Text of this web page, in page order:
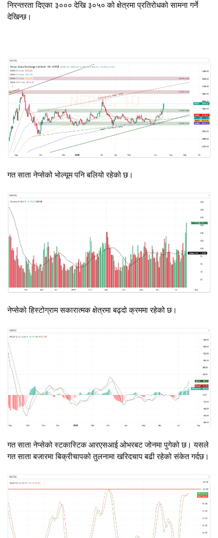
निरन्तरता दिएका ३००० देखि ३०५० को क्षेत्रमा प्रतिरोधको सामना गर्ने
देखिन्छ।
गत साता नेप्सेको भोल्यूम पनि बलियो रहेको छ।
नेप्सेको हिस्टोग्राम सकारात्मक क्षेत्रमा बढ्दो क्रममा रहेको छ।
गत साता नेप्सेको स्टकास्टिक आरएसआई ओभरबट जोनमा पुगेको छ। यसले
गत साता बजारमा बिक्रीचापको तुलनामा खरिदचाप बढी रहेको संकेत गर्दछ।